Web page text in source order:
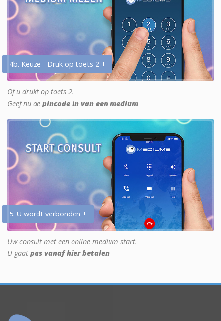
4b. Keuze - Druk op toets 2 +
Of u drukt op toets 2.
Geef nu de pincode in van een medium
5. U wordt verbonden +
Uw consult met een online medium start.
U gaat pas vanaf hier betalen.